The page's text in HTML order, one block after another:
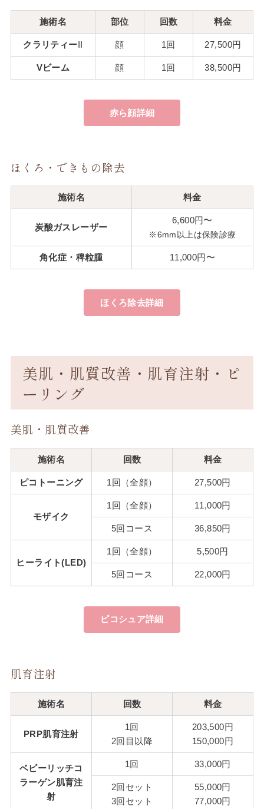
施術名 部位 回数 料金
クラリティーII 顔 1回 27,500円
Vビーム 顔 1回 38,500円
赤ら顔詳細
ほくろ・できもの除去
施術名 料金
炭酸ガスレーザー
6,600円〜
※6mm以上は保険診療
角化症・稗粒腫 11,000円〜
ほくろ除去詳細
美肌・肌質改善・肌育注射・ピ
ーリング
美肌・肌質改善
施術名 回数 料金
ピコトーニング 1回（全顔） 27,500円
モザイク
1回（全顔） 11,000円
5回コース 36,850円
ヒーライト(LED)
1回（全顔） 5,500円
5回コース 22,000円
ピコシュア詳細
肌育注射
施術名 回数 料金
PRP肌育注射
1回
2回目以降
203,500円
150,000円
ベビーリッチコ
ラーゲン肌育注
射
1回 33,000円
2回セット
3回セット
55,000円
77,000円